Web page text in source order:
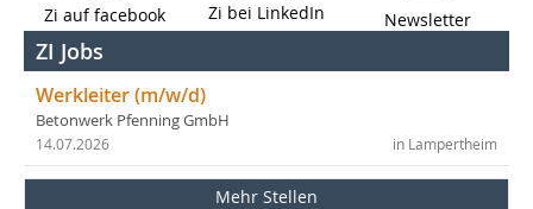
Zi auf facebook Zi bei LinkedIn Newsletter
ZI Jobs
Werkleiter (m/w/d)
Betonwerk Pfenning GmbH
in Lampertheim
14.07.2026
Mehr Stellen